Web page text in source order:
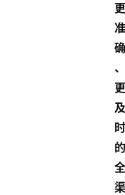
更
准
确
、
更
及
时
的
全
渠